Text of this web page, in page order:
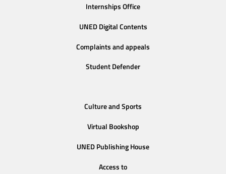
Internships Office
UNED Digital Contents
Complaints and appeals
Student Defender
Culture and Sports
Virtual Bookshop
UNED Publishing House
Access to